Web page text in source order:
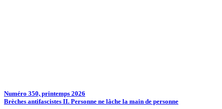
Numéro 350, printemps 2026
Brèches antifascistes II. Personne ne lâche la main de personne